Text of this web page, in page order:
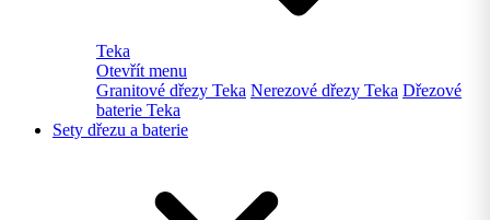
Teka
Otevřít menu
Granitové dřezy Teka Nerezové dřezy Teka Dřezové
baterie Teka
Sety dřezu a baterie